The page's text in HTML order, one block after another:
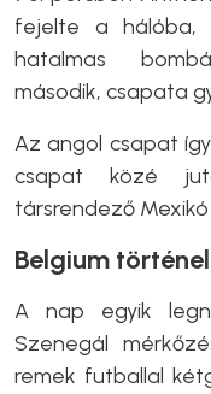
fejelte a hálóba,
hatalmas
második, csapata
Az angol csapat
csapat közé
társrendező Mexikó
Belgium
A nap egyik
Szenegál
remek futballal